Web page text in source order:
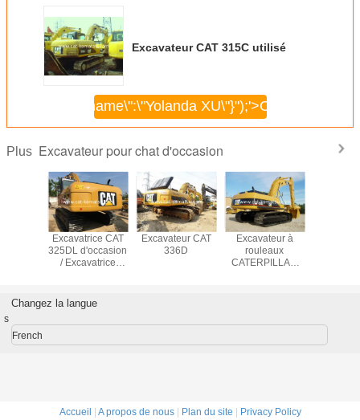
Excavateur CAT 315C utilisé
\",\"username\":\"Yolanda XU\"}");'>Continuer
Plus Excavateur pour chat d'occasion
Excavatrice CAT
325DL d'occasion
/ Excavatrice
330BL 325DL
Excavateur CAT
336D
Excavateur à
rouleaux
CATERPILLAR
Changez la langue
s
French
Accueil | A propos de nous| Plan du site | Privacy Policy